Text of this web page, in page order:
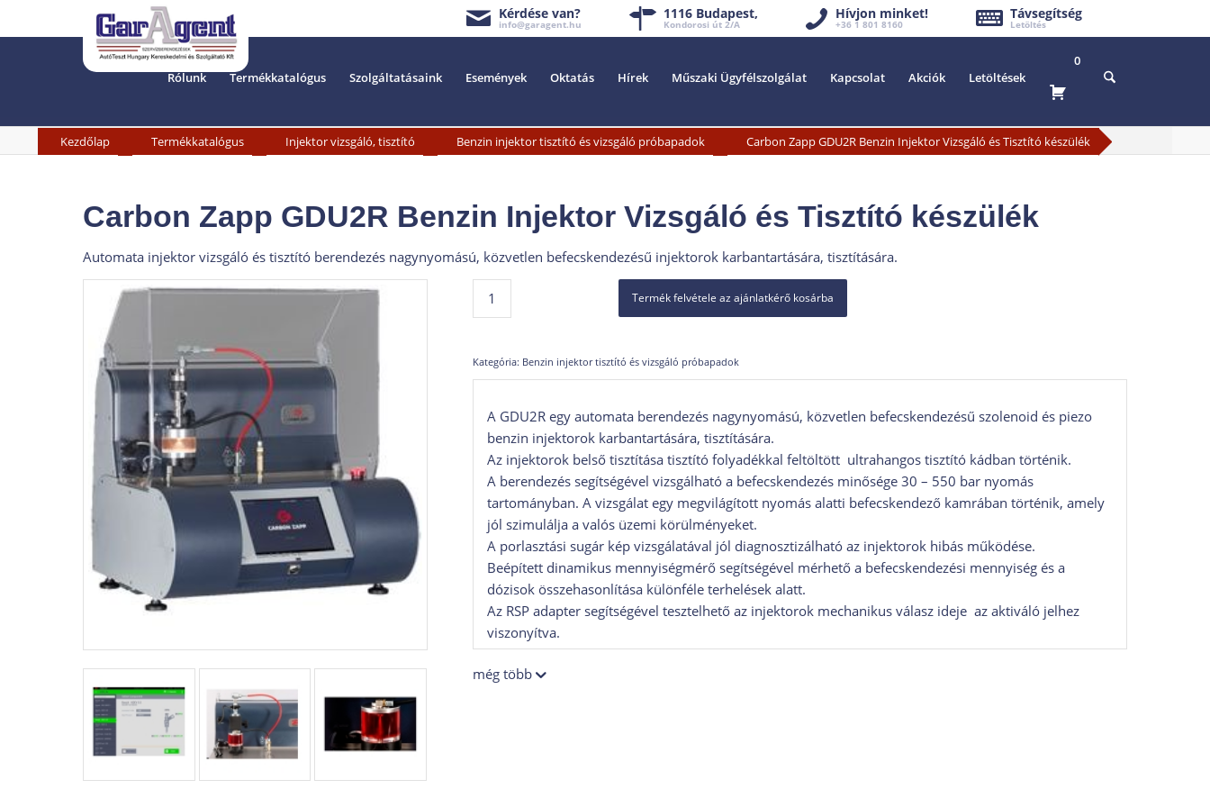
Kérdése van?
info@garagent.hu
1116 Budapest,
Kondorosi út 2/A
Hívjon minket!
+36 1 801 8160
Távsegítség
Letöltés
Rólunk Termékkatalógus Szolgáltatásaink Események Oktatás Hírek Műszaki Ügyfélszolgálat Kapcsolat Akciók Letöltések
0
Kezdőlap Termékkatalógus Injektor vizsgáló, tisztító Benzin injektor tisztító és vizsgáló próbapadok Carbon Zapp GDU2R Benzin Injektor Vizsgáló és Tisztító készülék
Carbon Zapp GDU2R Benzin Injektor Vizsgáló és Tisztító készülék
Automata injektor vizsgáló és tisztító berendezés nagynyomású, közvetlen befecskendezésű injektorok karbantartására, tisztítására.
Termék felvétele az ajánlatkérő kosárba
Kategória: Benzin injektor tisztító és vizsgáló próbapadok
A GDU2R egy automata berendezés nagynyomású, közvetlen befecskendezésű szolenoid és piezo
benzin injektorok karbantartására, tisztítására.
Az injektorok belső tisztítása tisztító folyadékkal feltöltött ultrahangos tisztító kádban történik.
A berendezés segítségével vizsgálható a befecskendezés minősége 30 – 550 bar nyomás
tartományban. A vizsgálat egy megvilágított nyomás alatti befecskendező kamrában történik, amely
jól szimulálja a valós üzemi körülményeket.
A porlasztási sugár kép vizsgálatával jól diagnosztizálható az injektorok hibás működése.
Beépített dinamikus mennyiségmérő segítségével mérhető a befecskendezési mennyiség és a
dózisok összehasonlítása különféle terhelések alatt.
Az RSP adapter segítségével tesztelhető az injektorok mechanikus válasz ideje az aktiváló jelhez
viszonyítva.
A GDU2R alkalmas a befecskendezők elektromos paramétereinek a vizsgálatára is, u.m. ellenállás,
induktivitás, kapacitás és, végezhetőek szivárgás tesztek is.
még több